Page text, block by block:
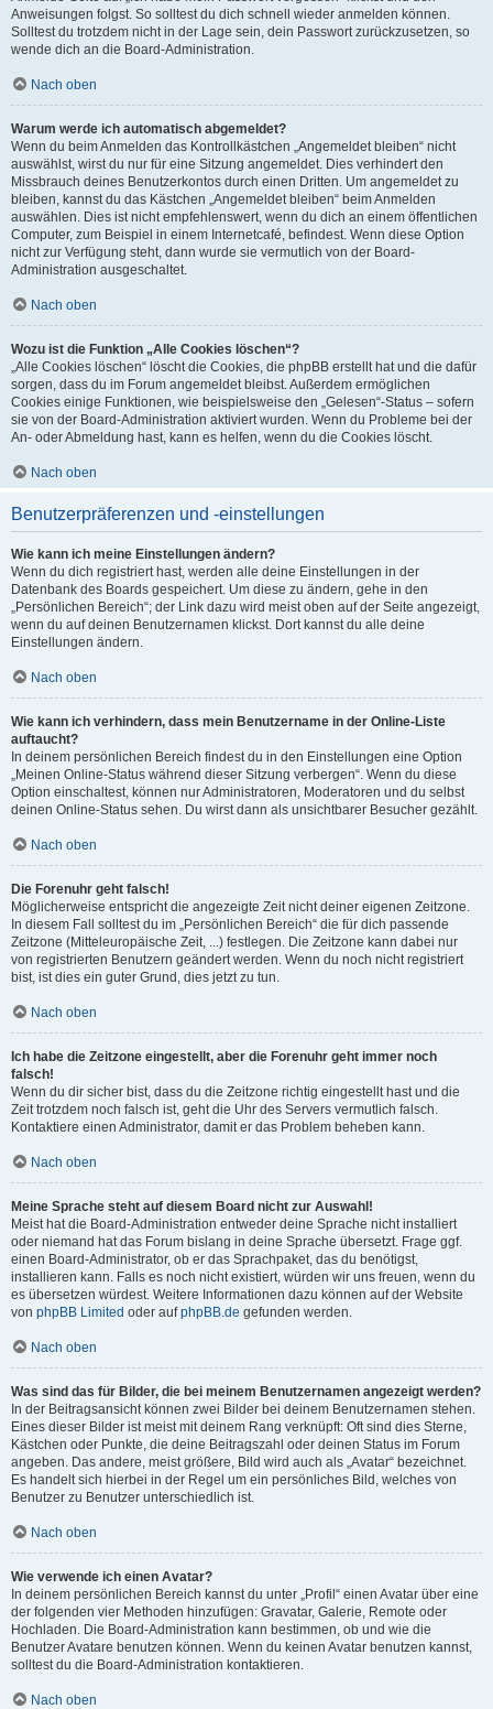
Anweisungen folgst. So solltest du dich schnell wieder anmelden können.
Solltest du trotzdem nicht in der Lage sein, dein Passwort zurückzusetzen, so
wende dich an die Board-Administration.
Nach oben
Warum werde ich automatisch abgemeldet?
Wenn du beim Anmelden das Kontrollkästchen „Angemeldet bleiben“ nicht
auswählst, wirst du nur für eine Sitzung angemeldet. Dies verhindert den
Missbrauch deines Benutzerkontos durch einen Dritten. Um angemeldet zu
bleiben, kannst du das Kästchen „Angemeldet bleiben“ beim Anmelden
auswählen. Dies ist nicht empfehlenswert, wenn du dich an einem öffentlichen
Computer, zum Beispiel in einem Internetcafé, befindest. Wenn diese Option
nicht zur Verfügung steht, dann wurde sie vermutlich von der Board-
Administration ausgeschaltet.
Nach oben
Wozu ist die Funktion „Alle Cookies löschen“?
„Alle Cookies löschen“ löscht die Cookies, die phpBB erstellt hat und die dafür
sorgen, dass du im Forum angemeldet bleibst. Außerdem ermöglichen
Cookies einige Funktionen, wie beispielsweise den „Gelesen“-Status – sofern
sie von der Board-Administration aktiviert wurden. Wenn du Probleme bei der
An- oder Abmeldung hast, kann es helfen, wenn du die Cookies löscht.
Nach oben
Benutzerpräferenzen und -einstellungen
Wie kann ich meine Einstellungen ändern?
Wenn du dich registriert hast, werden alle deine Einstellungen in der
Datenbank des Boards gespeichert. Um diese zu ändern, gehe in den
„Persönlichen Bereich“; der Link dazu wird meist oben auf der Seite angezeigt,
wenn du auf deinen Benutzernamen klickst. Dort kannst du alle deine
Einstellungen ändern.
Nach oben
Wie kann ich verhindern, dass mein Benutzername in der Online-Liste
auftaucht?
In deinem persönlichen Bereich findest du in den Einstellungen eine Option
„Meinen Online-Status während dieser Sitzung verbergen“. Wenn du diese
Option einschaltest, können nur Administratoren, Moderatoren und du selbst
deinen Online-Status sehen. Du wirst dann als unsichtbarer Besucher gezählt.
Nach oben
Die Forenuhr geht falsch!
Möglicherweise entspricht die angezeigte Zeit nicht deiner eigenen Zeitzone.
In diesem Fall solltest du im „Persönlichen Bereich“ die für dich passende
Zeitzone (Mitteleuropäische Zeit, ...) festlegen. Die Zeitzone kann dabei nur
von registrierten Benutzern geändert werden. Wenn du noch nicht registriert
bist, ist dies ein guter Grund, dies jetzt zu tun.
Nach oben
Ich habe die Zeitzone eingestellt, aber die Forenuhr geht immer noch
falsch!
Wenn du dir sicher bist, dass du die Zeitzone richtig eingestellt hast und die
Zeit trotzdem noch falsch ist, geht die Uhr des Servers vermutlich falsch.
Kontaktiere einen Administrator, damit er das Problem beheben kann.
Nach oben
Meine Sprache steht auf diesem Board nicht zur Auswahl!
Meist hat die Board-Administration entweder deine Sprache nicht installiert
oder niemand hat das Forum bislang in deine Sprache übersetzt. Frage ggf.
einen Board-Administrator, ob er das Sprachpaket, das du benötigst,
installieren kann. Falls es noch nicht existiert, würden wir uns freuen, wenn du
es übersetzen würdest. Weitere Informationen dazu können auf der Website
von phpBB Limited oder aufphpBB.de gefunden werden.
Nach oben
Was sind das für Bilder, die bei meinem Benutzernamen angezeigt werden?
In der Beitragsansicht können zwei Bilder bei deinem Benutzernamen stehen.
Eines dieser Bilder ist meist mit deinem Rang verknüpft: Oft sind dies Sterne,
Kästchen oder Punkte, die deine Beitragszahl oder deinen Status im Forum
angeben. Das andere, meist größere, Bild wird auch als „Avatar“ bezeichnet.
Es handelt sich hierbei in der Regel um ein persönliches Bild, welches von
Benutzer zu Benutzer unterschiedlich ist.
Nach oben
Wie verwende ich einen Avatar?
In deinem persönlichen Bereich kannst du unter „Profil“ einen Avatar über eine
der folgenden vier Methoden hinzufügen: Gravatar, Galerie, Remote oder
Hochladen. Die Board-Administration kann bestimmen, ob und wie die
Benutzer Avatare benutzen können. Wenn du keinen Avatar benutzen kannst,
solltest du die Board-Administration kontaktieren.
Nach oben